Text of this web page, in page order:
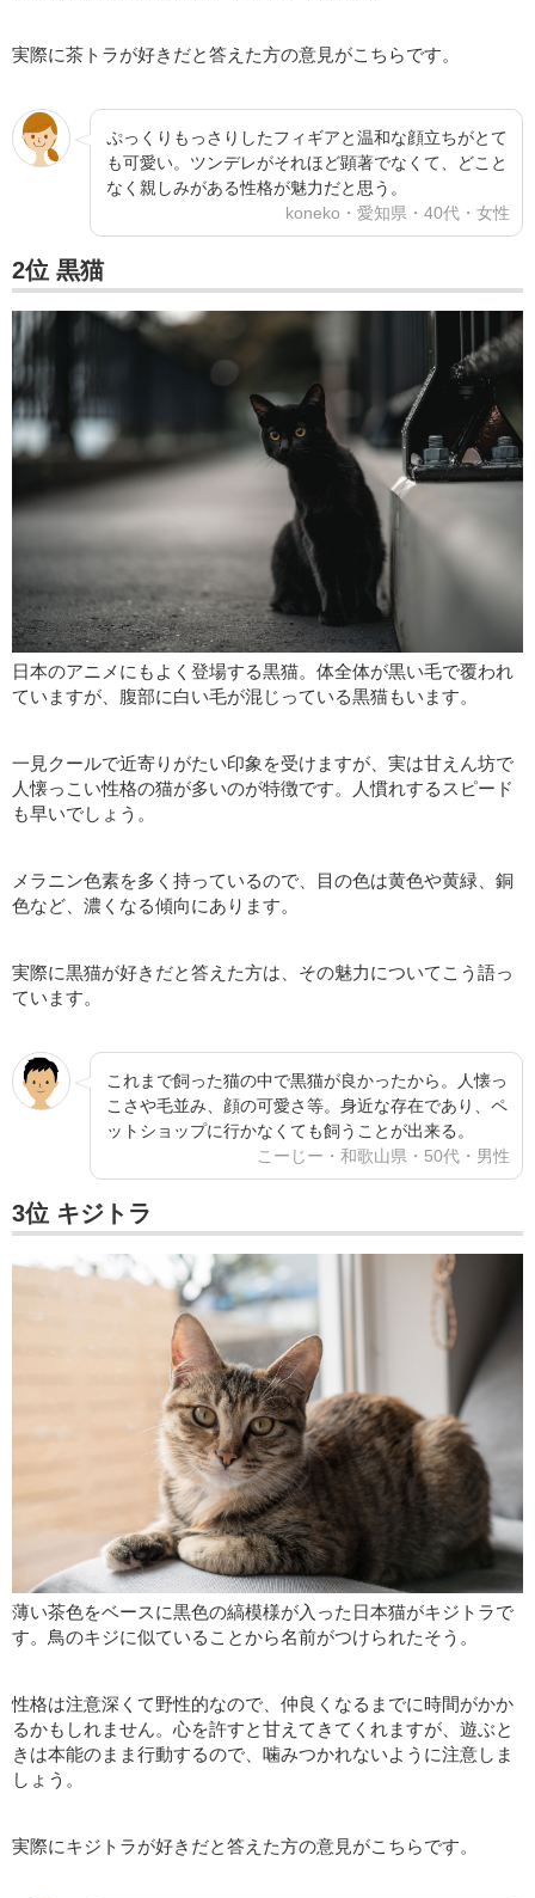
実際に茶トラが好きだと答えた方の意見がこちらです。
ぷっくりもっさりしたフィギアと温和な顔立ちがとて
も可愛い。ツンデレがそれほど顕著でなくて、どこと
なく親しみがある性格が魅力だと思う。
koneko・愛知県・40代・女性
2位 黒猫
日本のアニメにもよく登場する黒猫。体全体が黒い毛で覆われ
ていますが、腹部に白い毛が混じっている黒猫もいます。
一見クールで近寄りがたい印象を受けますが、実は甘えん坊で
人懐っこい性格の猫が多いのが特徴です。人慣れするスピード
も早いでしょう。
メラニン色素を多く持っているので、目の色は黄色や黄緑、銅
色など、濃くなる傾向にあります。
実際に黒猫が好きだと答えた方は、その魅力についてこう語っ
ています。
これまで飼った猫の中で黒猫が良かったから。人懐っ
こさや毛並み、顔の可愛さ等。身近な存在であり、ペ
ットショップに行かなくても飼うことが出来る。
こーじー・和歌山県・50代・男性
3位 キジトラ
薄い茶色をベースに黒色の縞模様が入った日本猫がキジトラで
す。鳥のキジに似ていることから名前がつけられたそう。
性格は注意深くて野性的なので、仲良くなるまでに時間がかか
るかもしれません。心を許すと甘えてきてくれますが、遊ぶと
きは本能のまま行動するので、噛みつかれないように注意しま
しょう。
実際にキジトラが好きだと答えた方の意見がこちらです。